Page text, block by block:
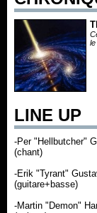
le
LINE UP
-Per "Hellbutcher"
(chant)
-Erik "Tyrant"
(guitare+basse)
-Martin "Demon"